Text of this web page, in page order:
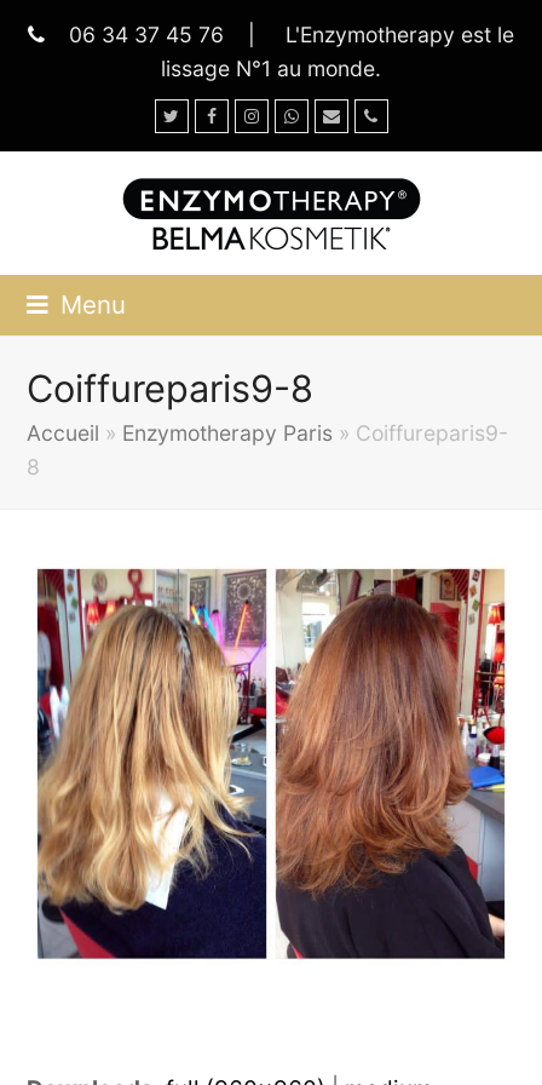
06 34 37 45 76
L'Enzymotherapy est le
lissage N°1 au monde.
TwitterFacebookInstagramWhatsapp
Email
Menu
Coiffureparis9-8
Accueil » Enzymotherapy Paris » Coiffureparis9-
8